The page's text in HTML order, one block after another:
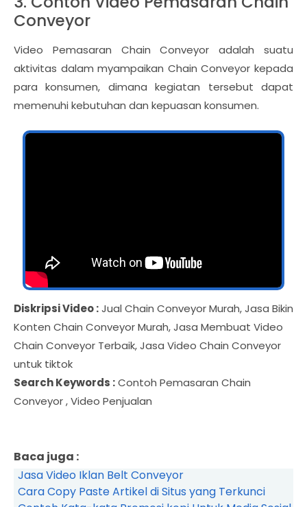
Conveyor
Video Pemasaran Chain Conveyor adalah suatu
aktivitas dalam myampaikan Chain Conveyor kepada
para konsumen, dimana kegiatan tersebut dapat
memenuhi kebutuhan dan kepuasan konsumen.
Diskripsi Video :Jual Chain Conveyor Murah, Jasa Bikin
Konten Chain Conveyor Murah, Jasa Membuat Video
Chain Conveyor Terbaik, Jasa Video Chain Conveyor
untuk tiktok
Search Keywords :Contoh Pemasaran Chain
Conveyor , Video Penjualan
Baca juga :
Jasa Video Iklan Belt Conveyor
Cara Copy Paste Artikel di Situs yang Terkunci